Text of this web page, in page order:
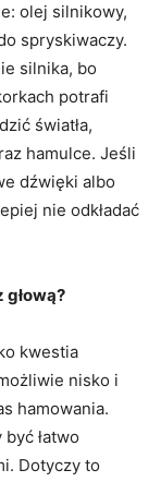
olej silnikowy,
spryskiwaczy.
silnika, bo
potrafi
światła,
hamulce. Jeśli
dźwięki albo
nie odkładać
kwestia
nisko i
hamowania.
łatwo
Dotyczy to